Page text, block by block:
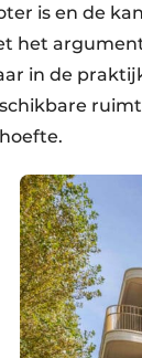
is en de
het
in de